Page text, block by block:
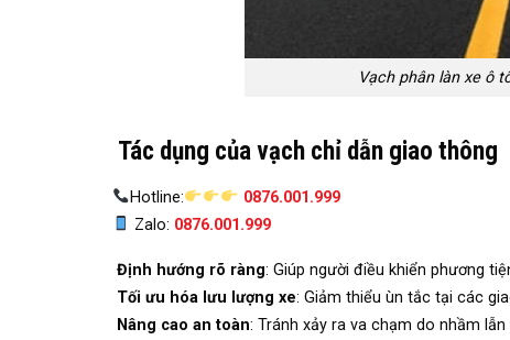
Vạch phân làn xe ô
Tác dụng của vạch chỉ dẫn giao thông
Hotline:
0876.001.999
Zalo: 0876.001.999
Định hướng rõ ràng: Giúp người điều khiển phương
Tối ưu hóa lưu lượng xe: Giảm thiểu ùn tắc tại các
Nâng cao an toàn: Tránh xảy ra va chạm do nhầm lẫn